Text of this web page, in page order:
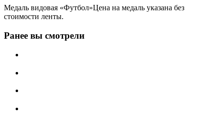
Медаль видовая «Футбол»Цена на медаль указана без
стоимости ленты.
Ранее вы смотрели